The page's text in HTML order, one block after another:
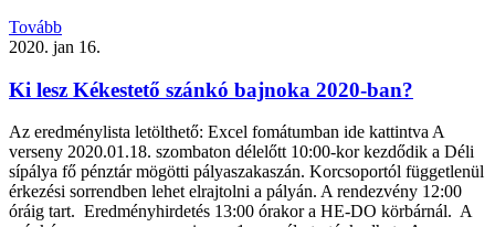
Tovább
2020. jan 16.
Ki lesz Kékestető szánkó bajnoka 2020-ban?
Az eredménylista letölthető: Excel fomátumban ide kattintva A
verseny 2020.01.18. szombaton délelőtt 10:00-kor kezdődik a Déli
sípálya fő pénztár mögötti pályaszakaszán. Korcsoportól függetlenül
érkezési sorrendben lehet elrajtolni a pályán. A rendezvény 12:00
óráig tart. Eredményhirdetés 13:00 órakor a HE-DO körbárnál. A